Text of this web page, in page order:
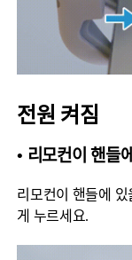
전원 켜짐
• 리모컨이 핸들
리모컨이 핸들에
게 누르세요.